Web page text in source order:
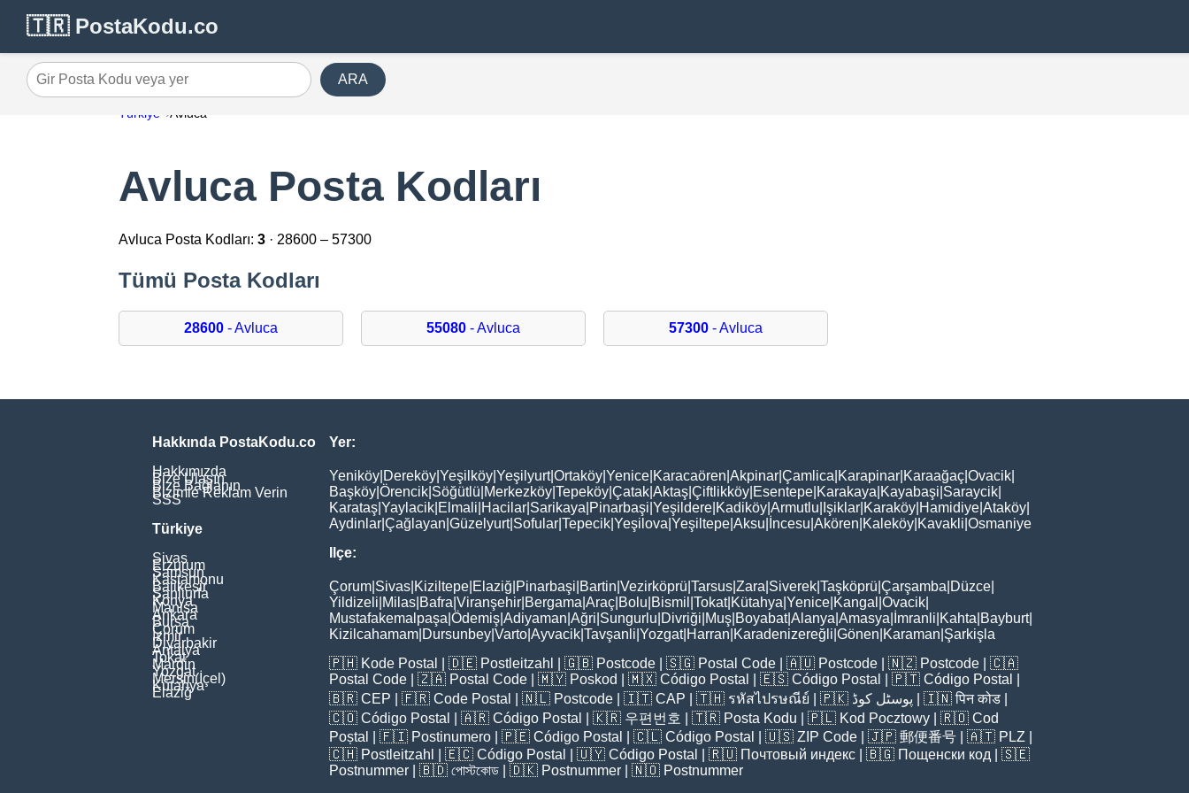
🇹🇷 PostaKodu.co
Gir Posta Kodu veya yer ARA
Türkiye Avluca
Avluca Posta Kodları
Avluca Posta Kodları:3 · 28600 – 57300
Tümü Posta Kodları
28600 - Avluca 55080 - Avluca 57300- Avluca
Hakkında PostaKodu.co
Hakkımızda
Bize Ulaşın
Bize Bağlanın
Bizimle Reklam Verin
SSS
Türkiye
Sivas
Erzurum
Samsun
Kastamonu
Balikesir
Şanliurfa
Konya
Manisa
Ankara
Bursa
Çorum
İzmir
Diyarbakir
Antalya
Tokat
Mardin
Yozgat
Mersin(İçel)
Kütahya
Elaziğ
Yer:
Yeniköy Dereköy Yeşilköy Yeşilyurt|Ortaköy Yenice Karacaören Akpinar Çamlica Karapinar Karaağaç Ovacik
Başköy Örencik Söğütlü Merkezköy Tepeköy Çatak Aktaş Çiftlikköy Esentepe Karakaya Kayabaşi Saraycik
Karataş Yaylacik Elmali Hacilar Sarikaya Pinarbaşi Yeşildere Kadiköy Armutlu Işiklar Karaköy Hamidiye Ataköy
Aydinlar Çağlayan Güzelyurt| Sofular Tepecik Yeşilova Yeşiltepe Aksu İncesu Akören Kaleköy Kavakli Osmaniye
Ilçe:
Çorum Sivas Kiziltepe Elaziğ Pinarbaşi Bartin Vezirköprü Tarsus Zara Siverek Taşköprü Çarşamba Düzce
Yildizeli Milas Bafra Viranşehir Bergama Araç Bolu Bismil Tokat| Kütahya Yenice Kangal Ovacik
Mustafakemalpaşa Ödemiş Adiyaman Ağri Sungurlu Divriği Muş Boyabat|Alanya Amasya İmranli Kahta Bayburt|
Kizilcahamam Dursunbey Varto Ayvacik Tavşanli Yozgat| Harran Karadenizereğli Gönen Karaman Şarkişla
🇵🇭 Kode Postal | 🇩🇪 Postleitzahl | 🇬🇧 Postcode | 🇸🇬 Postal Code | 🇦🇺 Postcode | 🇳🇿 Postcode | 🇨🇦
Postal Code | 🇿🇦 Postal Code | 🇲🇾 Poskod | 🇲🇽 Código Postal | 🇪🇸 Código Postal | 🇵🇹 Código Postal
🇧🇷 CEP | 🇫🇷 Code Postal | 🇳🇱 Postcode | 🇮🇹 CAP | 🇹🇭 รหัสไปรษณีย์ | 🇵🇰 پوسٹل کوڈ | 🇮🇳पिन कोड
🇨🇴 Código Postal | 🇦🇷 Código Postal | 🇰🇷 우편번호 | 🇹🇷 Posta Kodu | 🇵🇱 Kod Pocztowy | 🇷🇴 Cod
Poștal
| 🇫🇮 Postinumero | 🇵🇪 Código Postal | 🇨🇱 Código Postal | 🇺🇸 ZIP Code | 🇯🇵 郵便番号 | 🇦🇹 PLZ
🇨🇭 Postleitzahl | 🇪🇨 Código Postal | 🇺🇾 Código Postal | 🇷🇺 Почтовый индекс | 🇧🇬 Пощенски код | 🇸🇪
Postnummer | 🇧🇩 পোস্টকোড | 🇩🇰 Postnummer | 🇳🇴 Postnummer